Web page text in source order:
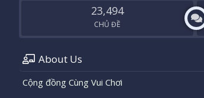
23,494
CHỦ ĐỀ
About Us
Cộng đồng Cùng Vui Chơi